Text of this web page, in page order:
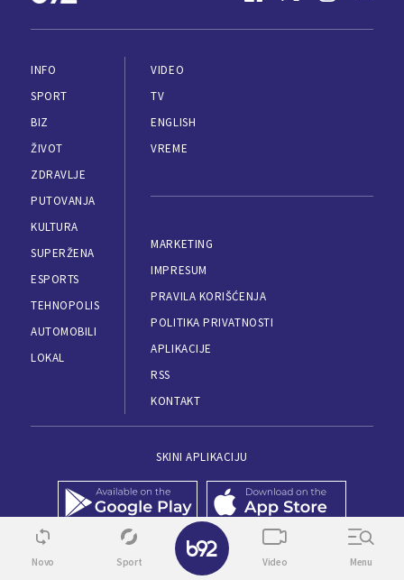
INFO
SPORT
BIZ
ŽIVOT
ZDRAVLJE
PUTOVANJA
KULTURA
SUPERŽENA
ESPORTS
TEHNOPOLIS
AUTOMOBILI
LOKAL
VIDEO
TV
ENGLISH
VREME
MARKETING
IMPRESUM
PRAVILA KORIŠĆENJA
POLITIKA PRIVATNOSTI
APLIKACIJE
RSS
KONTAKT
SKINI APLIKACIJU
© 1995 - 2026, B92
Novo Sport Video Menu
✕